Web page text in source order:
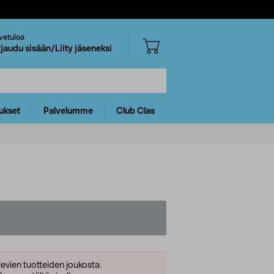
sisään/Liity jäseneksi
Palvelumme Club Clas
tuotteiden joukosta.